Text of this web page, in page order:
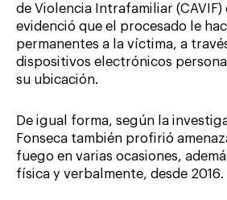
de Violencia Intrafamiliar (CAVIF)
evidenció que el procesado le
permanentes a la víctima, a
dispositivos electrónicos
su ubicación.
De igual forma, según la
Fonseca también profirió
fuego en varias ocasiones,
física y verbalmente, desde 2016.